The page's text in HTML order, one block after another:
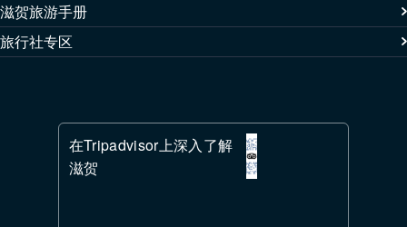
滋贺旅游手册
旅行社专区
在Tripadvisor上深入了解
滋贺